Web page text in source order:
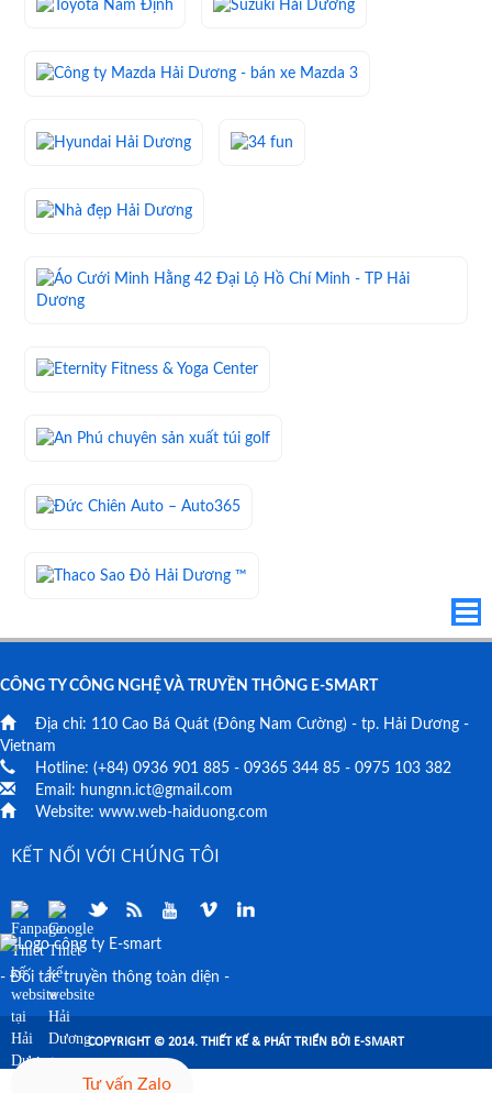
CÔNG TY CÔNG NGHỆ VÀ TRUYỀN THÔNG E-SMART
Địa chỉ: 110 Cao Bá Quát (Đông Nam Cường) - tp. Hải Dương -
Vietnam
Hotline: (+84) 0936 901 885 - 09365 344 85 - 0975 103 382
Email: hungnn.ict@gmail.com
Website: www.web-haiduong.com
KẾT NỐI VỚI CHÚNG TÔI
- Đối tác truyền thông toàn diện -
Tư vấn Zalo
COPYRIGHT © 2014. THIẾT KẾ & PHÁT TRIỂN BỞI E-SMART